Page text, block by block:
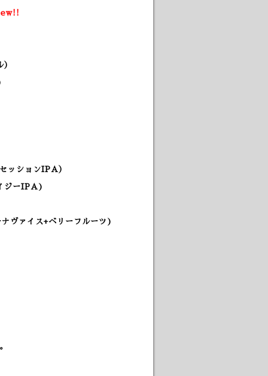
ッションIPA）
ジーIPA)
ヴァイス+ベリーフルーツ)